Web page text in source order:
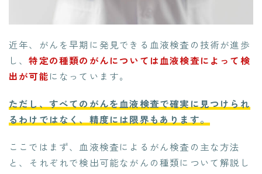
近年、がんを早期に発見できる血液検査の技術が進歩
し、特定の種類のがんについては血液検査によって検
出が可能になっています。
ただし、すべてのがんを血液検査で確実に見つけられ
るわけではなく、精度には限界もあります。
ここではまず、血液検査によるがん検査の主な方法
と、それぞれで検出可能ながんの種類について解説し